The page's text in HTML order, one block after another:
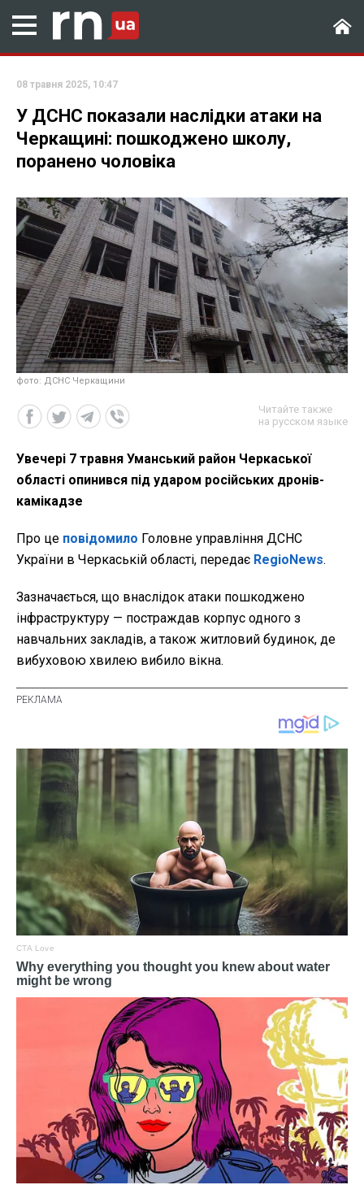
08 травня 2025, 10:47
У ДСНС показали наслідки атаки на
Черкащині: пошкоджено школу,
поранено чоловіка
фото: ДСНС Черкащини
Читайте также
на русском языке
Увечері 7 травня Уманський район Черкаської
області опинився під ударом російських дронів-
камікадзе
Про це повідомило Головне управління ДСНС
України в Черкаській області, передає RegioNews.
Зазначається, що внаслідок атаки пошкоджено
інфраструктуру — постраждав корпус одного з
навчальних закладів, а також житловий будинок, де
вибуховою хвилею вибило вікна.